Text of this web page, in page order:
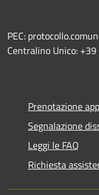
PEC:
Centralino Unico:
Prenotazione
Segnalazione
Leggi le FAQ
Richiesta